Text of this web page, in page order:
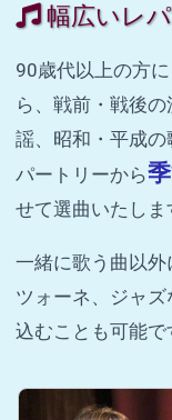
幅広いレ
90歳代以上の方
ら、戦前・戦後
謡、昭和・平成
パートリーから
せて選曲いたしま
一緒に歌う曲以
ツォーネ、ジャ
込むことも可能で